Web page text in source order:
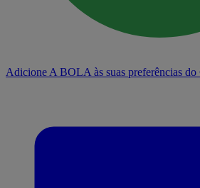
Adicione A BOLA às suas preferências do